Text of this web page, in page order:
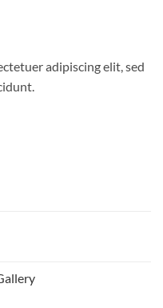
adipiscing elit, sed